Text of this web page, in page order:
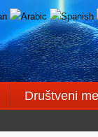
Društveni